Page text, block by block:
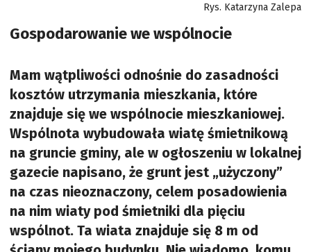
Rys. Katarzyna Zalepa
Gospodarowanie we wspólnocie
Mam wątpliwości odnośnie do zasadności
kosztów utrzymania mieszkania, które
znajduje się we wspólnocie mieszkaniowej.
Wspólnota wybudowała wiatę śmietnikową
na gruncie gminy, ale w ogłoszeniu w lokalnej
gazecie napisano, że grunt jest „użyczony”
na czas nieoznaczony, celem posadowienia
na nim wiaty pod śmietniki dla pięciu
wspólnot. Ta wiata znajduje się 8 m od